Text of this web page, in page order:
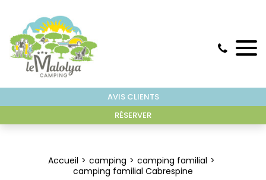
AVIS CLIENTS
RÉSERVER
Accueil camping
camping familial
camping familial Cabrespine